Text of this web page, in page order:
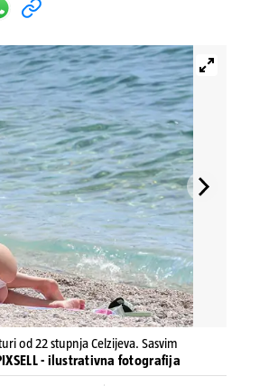
od 22 stupnja Celzijeva. Sasvim
- ilustrativna fotografija